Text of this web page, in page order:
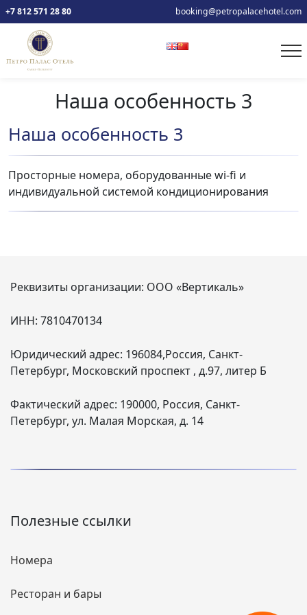
+7 812 571 28 80 booking@petropalacehotel.com
Наша особенность 3
Наша особенность 3
Просторные номера, оборудованные wi-fi и
индивидуальной системой кондиционирования
Реквизиты организации: ООО «Вертикаль»
ИНН: 7810470134
Юридический адрес: 196084,Россия, Санкт-
Петербург, Московский проспект , д.97, литер Б
Фактический адрес: 190000, Россия, Санкт-
Петербург, ул. Малая Морская, д. 14
Полезные ссылки
Номера
Ресторан и бары